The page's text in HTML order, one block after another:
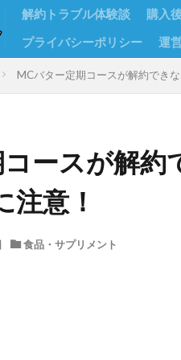
解約トラブル体験談 購入
プライバシーポリシー
運
MCバター定期コースが解約でき
ースが解約
注意！
食品・サプリメント